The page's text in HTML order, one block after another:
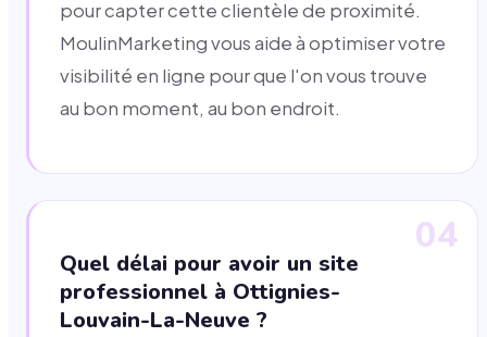
pour capter cette clientèle de proximité.
MoulinMarketing vous aide à optimiser votre
visibilité en ligne pour que l'on vous trouve
au bon moment, au bon endroit.
04
Quel délai pour avoir un site
professionnel à Ottignies-
Louvain-La-Neuve ?